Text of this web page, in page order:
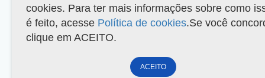
cookies. Para ter mais informações sobre como
é feito, acesse Política de cookies.Se você
clique em ACEITO.
ACEITO